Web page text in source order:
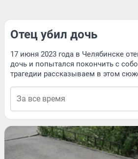
Отец убил дочь
17 июня 2023 года в Челябинске
дочь и попытался покончить с
трагедии рассказываем в этом